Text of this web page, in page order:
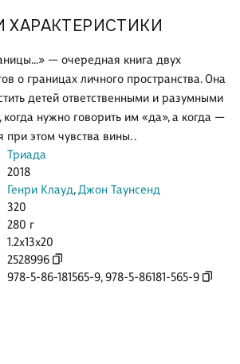
ХАРАКТЕРИСТИКИ
— очередная книга двух
о границах личного пространства. Она
детей ответственными и разумными
нужно говорить им «да», а когда —
при этом чувства вины. .
Триада
2018
Генри Клауд,Джон Таунсенд
320
280 г
1.2x13x20
2528996
978-5-86-181565-9,978-5-86181-565-9